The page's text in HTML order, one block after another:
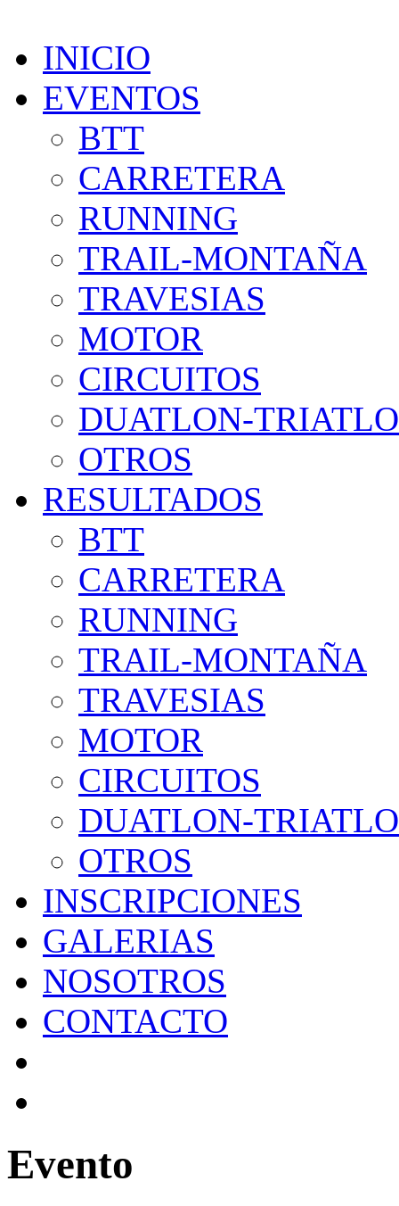
INICIO
EVENTOS
BTT
CARRETERA
RUNNING
TRAIL-MONTAÑA
TRAVESIAS
MOTOR
CIRCUITOS
DUATLON-
OTROS
RESULTADOS
BTT
CARRETERA
RUNNING
TRAIL-MONTAÑA
TRAVESIAS
MOTOR
CIRCUITOS
DUATLON-
OTROS
INSCRIPCIONES
GALERIAS
NOSOTROS
CONTACTO
Evento